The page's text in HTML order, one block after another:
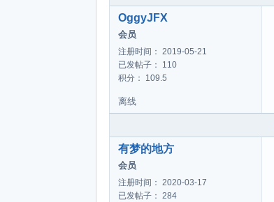
OggyJFX
会员
注册时间： 2019-05-21
已发帖子： 110
积分： 109.5
离线
有梦的地方
会员
注册时间： 2020-03-17
已发帖子： 284